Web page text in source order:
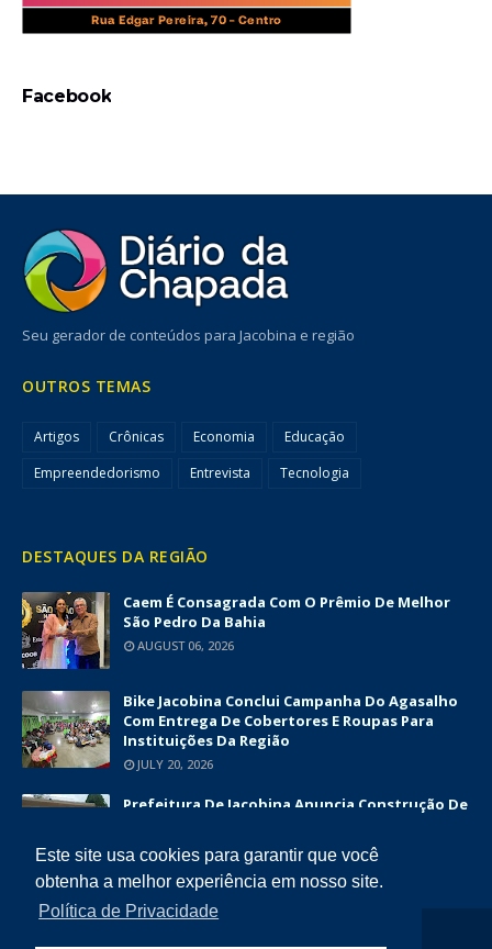
Este site usa cookies para garantir que você
obtenha a melhor experiência em nosso site.
Política de Privacidade
Facebook
Seu gerador de conteúdos para Jacobina e região
OUTROS TEMAS
Artigos Crônicas Economia
Educação
Empreendedorismo
Entrevista Tecnologia
DESTAQUES DA REGIÃO
Caem É Consagrada Com O Prêmio De Melhor
São Pedro Da Bahia
AUGUST 06, 2026
Bike Jacobina Conclui Campanha Do Agasalho
Com Entrega De Cobertores E Roupas Para
Instituições Da Região
JULY 20, 2026
Prefeitura De Jacobina Anuncia Construção De
Superior A R$ 1,7 Milhão
JUNE 12, 2026